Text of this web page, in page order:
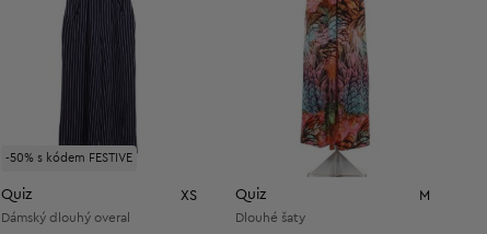
-50% s kódem FESTIVE
Quiz XS
Dámský dlouhý overal
Quiz M
Dlouhé šaty